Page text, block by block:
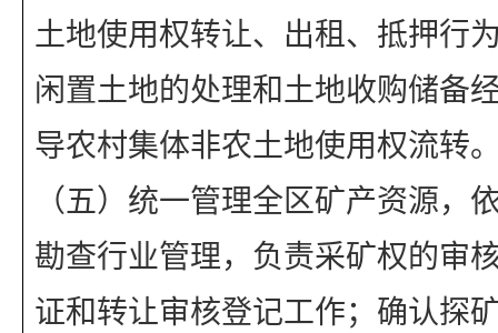
土地使用权转让、出租、抵押行
闲置土地的处理和土地收购储备
导农村集体非农土地使用权流转
（五）统一管理全区矿产资源，
勘查行业管理，负责采矿权的审
证和转让审核登记工作；确认探